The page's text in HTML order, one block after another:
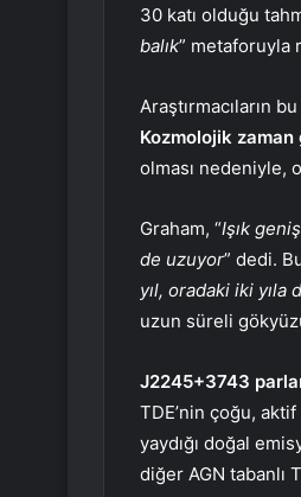
30 katı olduğu
balık” metaforuyla
Araştırmacıların
Kozmolojik zaman
olması nedeniyle,
Graham, “Işık
de uzuyor” dedi.
yıl, oradaki iki yıla
uzun süreli
J2245+3743
TDE’nin çoğu,
yaydığı doğal
diğer AGN tabanlı